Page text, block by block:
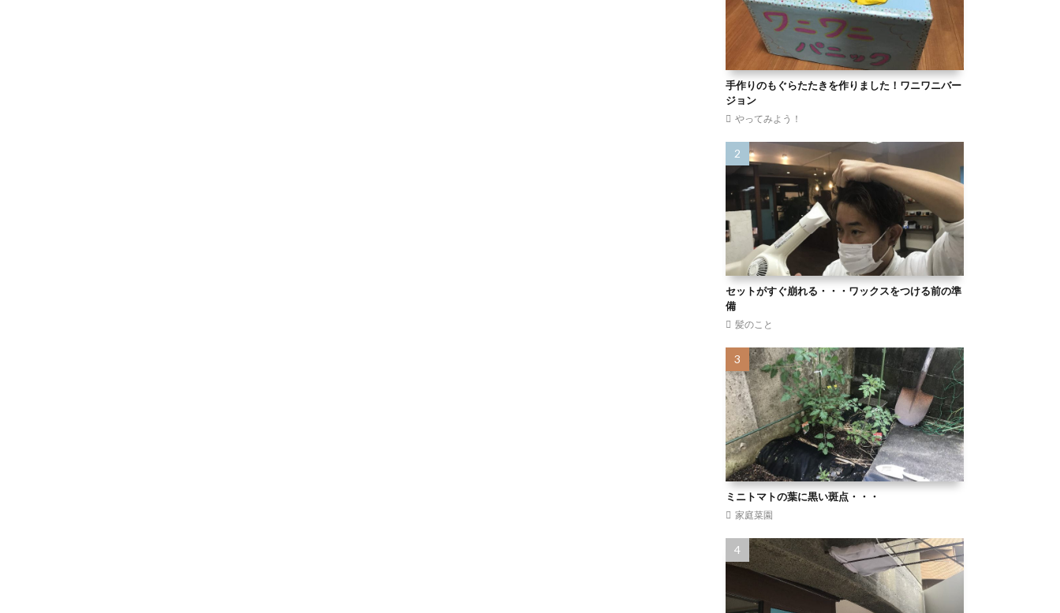
手作りのもぐらたたきを作りました！ワニワニバー
ジョン
やってみよう！
セットがすぐ崩れる・・・ワックスをつける前の準
備
髪のこと
ミニトマトの葉に黒い斑点・・・
家庭菜園